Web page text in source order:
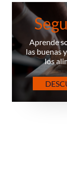
Aprende
las buenas
los